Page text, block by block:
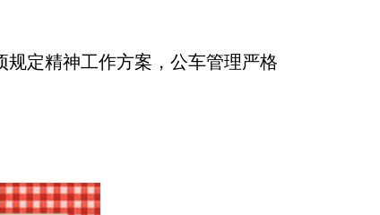
定精神工作方案，公车管理严格